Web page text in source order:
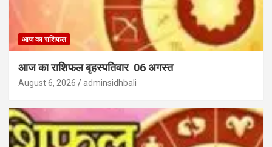
आज का राशिफल
आज का राशिफल बृहस्पतिवार 06 अगस्त
August 6, 2026 adminsidhbali